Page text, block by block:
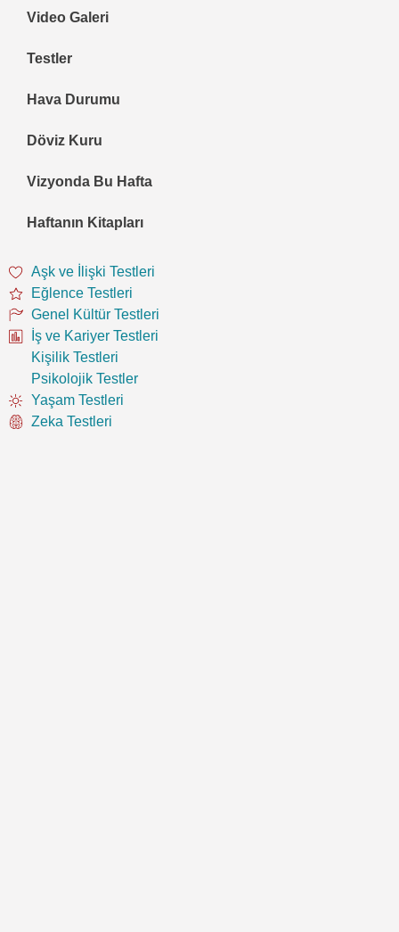
Video Galeri
Testler
Hava Durumu
Döviz Kuru
Vizyonda Bu Hafta
Haftanın Kitapları
Aşk ve İlişki Testleri
Eğlence Testleri
Genel Kültür Testleri
İş ve Kariyer Testleri
Kişilik Testleri
Psikolojik Testler
Yaşam Testleri
Zeka Testleri